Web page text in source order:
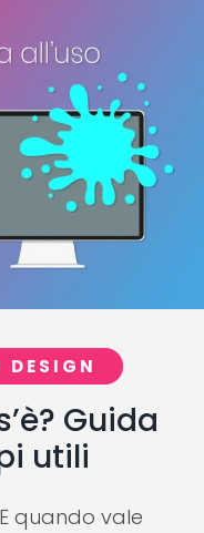
DESIGN
Guida
utili
quando vale